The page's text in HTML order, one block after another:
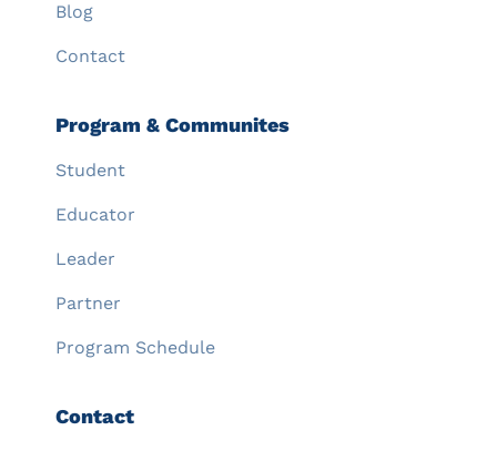
Blog
Contact
Program & Communites
Student
Educator
Leader
Partner
Program Schedule
Contact